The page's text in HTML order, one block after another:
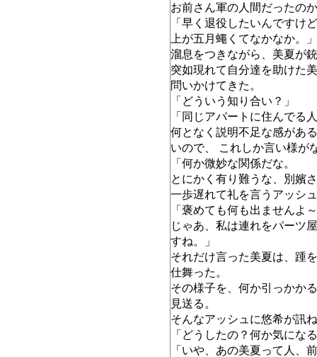
お前さん軍の人間だったの
「早く退役したいんですけ
上が五月蠅くてなかなか。」
溜息をつきながら、美夏が
突如現れて自分達を助けた
問いかけてきた。
「どういう知り合い？」
「同じアパートに住んでる
何となく説明不足な感があ
いので、 これしか言い様が
「何か微妙な関係だな。
とにかく有り難うな、別嬪
一歩遅れて礼を言うアッシ
「褒めても何も出ませんよ
じゃあ、私は連れをパーツ
すね。」
それだけ言った美夏は、踵
仕舞った。
その様子を、何か引っかか
見送る。
そんなアッシュに悠希が訊
「どうしたの？何か気にな
「いや、あの美夏って人